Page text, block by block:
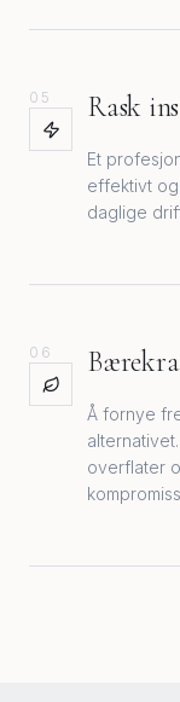
05 Rask
Et
effektivt
daglige
06
Å fornye
overflater